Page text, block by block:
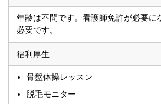
年齢は不問です。看護師免許が必要に
必要です。
福利厚生
骨盤体操レッスン
脱毛モニター